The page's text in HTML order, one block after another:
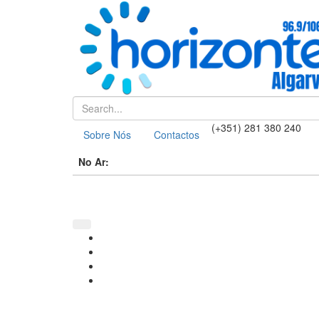
Sobre Nós Contactos (+351) 281 380 240
No Ar: